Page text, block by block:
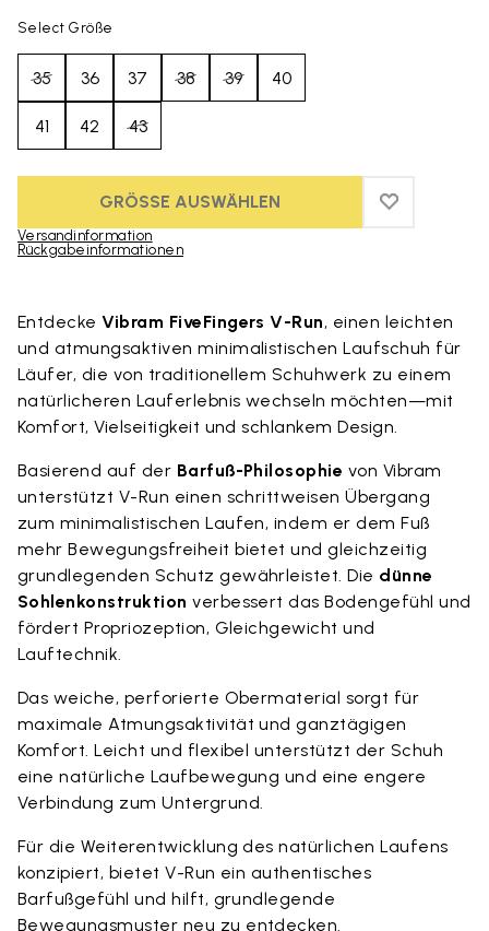
Select Größe
35 36 37 38 39 40
41 42 43
GRÖSSE AUSWÄHLEN ADD TO
ADD TO
Versandinformation
Rückgabeinformationen
EntdeckeVibram FiveFingers V-Run, einen leichten
und atmungsaktiven minimalistischen Laufschuh für
Läufer, die von traditionellem Schuhwerk zu einem
natürlicheren Lauferlebnis wechseln möchten—mit
Komfort, Vielseitigkeit und schlankem Design.
Basierend auf der Barfuß-Philosophie von Vibram
unterstützt V-Run einen schrittweisen Übergang
zum minimalistischen Laufen, indem er dem Fuß
mehr Bewegungsfreiheit bietet und gleichzeitig
grundlegenden Schutz gewährleistet. Die dünne
Sohlenkonstruktion verbessert das Bodengefühl und
fördert Propriozeption, Gleichgewicht und
Lauftechnik.
Das weiche, perforierte Obermaterial sorgt für
maximale Atmungsaktivität und ganztägigen
Komfort. Leicht und flexibel unterstützt der Schuh
eine natürliche Laufbewegung und eine engere
Verbindung zum Untergrund.
Für die Weiterentwicklung des natürlichen Laufens
konzipiert, bietet V-Run ein authentisches
Barfußgefühl und hilft, grundlegende
Bewegungsmuster neu zu entdecken.